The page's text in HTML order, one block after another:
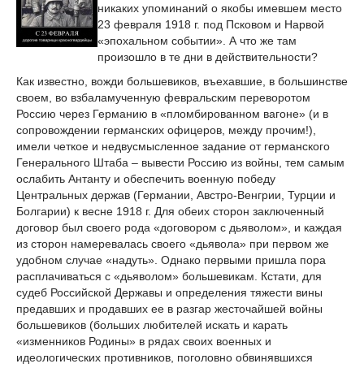
никаких упоминаний о якобы имевшем место
23 февраля 1918 г. под Псковом и Нарвой
«эпохальном событии». А что же там
произошло в те дни в действительности?
Как известно, вожди большевиков, въехавшие, в большинстве
своем, во взбаламученную февральским переворотом
Россию через Германию в «пломбированном вагоне» (и в
сопровождении германских офицеров, между прочим!),
имели четкое и недвусмысленное задание от германского
Генерального Штаба – вывести Россию из войны, тем самым
ослабить Антанту и обеспечить военную победу
Центральных держав (Германии, Австро-Венгрии, Турции и
Болгарии) к весне 1918 г. Для обеих сторон заключенный
договор был своего рода «договором с дьяволом», и каждая
из сторон намеревалась своего «дьявола» при первом же
удобном случае «надуть». Однако первыми пришла пора
расплачиваться с «дьяволом» большевикам. Кстати, для
судеб Российской Державы и определения тяжести вины
предавших и продавших ее в разгар жесточайшей войны
большевиков (больших любителей искать и карать
«изменников Родины» в рядах своих военных и
идеологических противников, поголовно обвинявшихся